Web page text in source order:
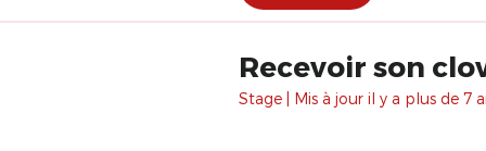
Recevoir son
Stage | Mis à jour il y a plus de 7